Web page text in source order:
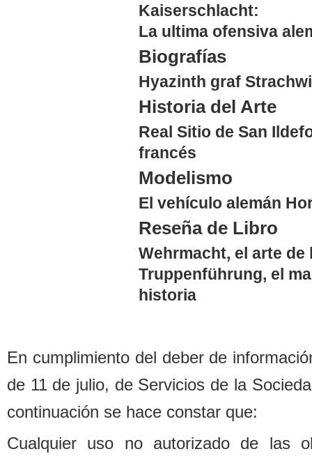
Kaiserschlacht:
La ultima ofensiva
Biografías
Hyazinth graf
Historia del Arte
Real Sitio de San
francés
Modelismo
El vehículo alemán
Reseña de Libro
Wehrmacht, el arte de
Truppenführung, el
historia
En cumplimiento del deber de
de 11 de julio, de Servicios de la
continuación se hace constar que:
Cualquier uso no autorizado de las o